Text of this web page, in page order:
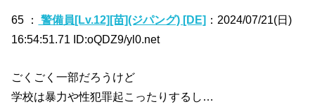
65 ： 警備員[Lv.12][苗](ジパング) [DE] ：2024/07/21(日)
16:54:51.71 ID:oQDZ9/yl0.net
ごくごく一部だろうけど
学校は暴力や性犯罪起こったりするし…